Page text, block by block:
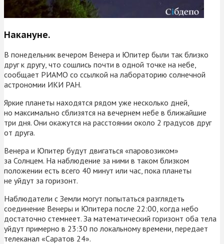
Накануне.
В понедельник вечером Венера и Юпитер были так близко
друг к другу, что сошлись почти в одной точке на небе,
сообщает РИАМО со ссылкой на лабораторию солнечной
астрономии ИКИ РАН.
Яркие планеты находятся рядом уже несколько дней,
но максимально сблизятся на вечернем небе в ближайшие
три дня. Они окажутся на расстоянии около 2 градусов друг
от друга.
Венера и Юпитер будут двигаться «паровозиком»
за Солнцем. На наблюдение за ними в таком близком
положении есть всего 40 минут или час, пока планеты
не уйдут за горизонт.
Наблюдатели с Земли могут попытаться разглядеть
соединение Венеры и Юпитера после 22:00, когда небо
достаточно стемнеет. За математический горизонт оба тела
уйдут примерно в 23:30 по локальному времени, передает
телеканал «Саратов 24».